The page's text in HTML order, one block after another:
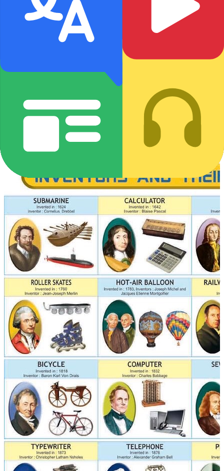
4
4E LearningEquipe Editorial
🎰 NHỮNG PHÁT MINH CỦA LOÀI NGƯỜI VÀ
NGƯỜI SÁNG CHẾ